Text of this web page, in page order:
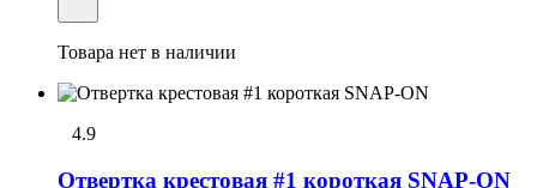
Товара нет в наличии
4.9
Отвертка крестовая #1 короткая SNAP-ON